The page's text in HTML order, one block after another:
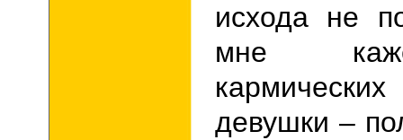
исхода не
мне
девушки –